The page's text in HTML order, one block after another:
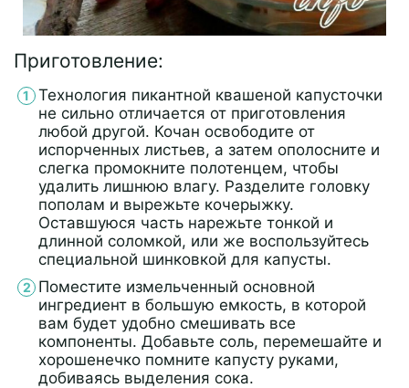
Приготовление:
Технология пикантной квашеной капусточки
не сильно отличается от приготовления
любой другой. Кочан освободите от
испорченных листьев, а затем ополосните и
слегка промокните полотенцем, чтобы
удалить лишнюю влагу. Разделите головку
пополам и вырежьте кочерыжку.
Оставшуюся часть нарежьте тонкой и
длинной соломкой, или же воспользуйтесь
специальной шинковкой для капусты.
Поместите измельченный основной
ингредиент в большую емкость, в которой
вам будет удобно смешивать все
компоненты. Добавьте соль, перемешайте и
хорошенечко помните капусту руками,
добиваясь выделения сока.